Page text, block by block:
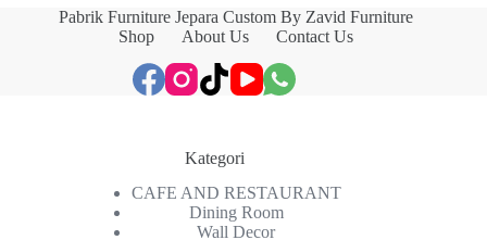
Pabrik Furniture Jepara Custom By Zavid Furniture
Shop
About Us Contact Us
Kategori
CAFE AND RESTAURANT
Dining Room
Wall Decor